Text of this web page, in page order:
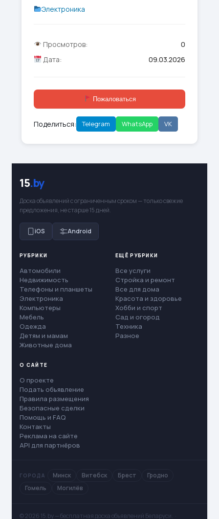
Электроника
Просмотров:
0
Дата:
09.03.2026
Пожаловаться
Поделиться: Telegram WhatsApp VK
15.by
Доска объявлений с ограниченным сроком — только свежие
предложения, не старше 15 дней.
iOS Android
РУБРИКИ
Автомобили
Недвижимость
Телефоны и планшеты
Электроника
Компьютеры
Мебель
Одежда
Детям и мамам
Животные дома
ЕЩЁ РУБРИКИ
Все услуги
Стройка и ремонт
Все для дома
Красота и здоровье
Хобби и спорт
Сад и огород
Техника
Разное
О САЙТЕ
О проекте
Подать объявление
Правила размещения
Безопасные сделки
Помощь и FAQ
Контакты
Реклама на сайте
API для партнёров
ГОРОДА Минск Витебск Брест
Гродно
Гомель
Могилёв
© 2026 15.by — бесплатная доска объявлений Беларуси. ·